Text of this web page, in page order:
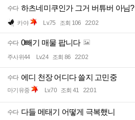
수다 하츠네미쿠인가 그거 버튜버 아님?
카야 Lv.75 조회 106 22:02
수다 0빼기 매물 팝니다
주사위44 Lv.24 조회 86 22:02
수다 에디 천장 어디다 쓸지 고민중
마기유중 Lv.70 조회 41 22:01
수다 다들 메태기 어떻게 극복했니